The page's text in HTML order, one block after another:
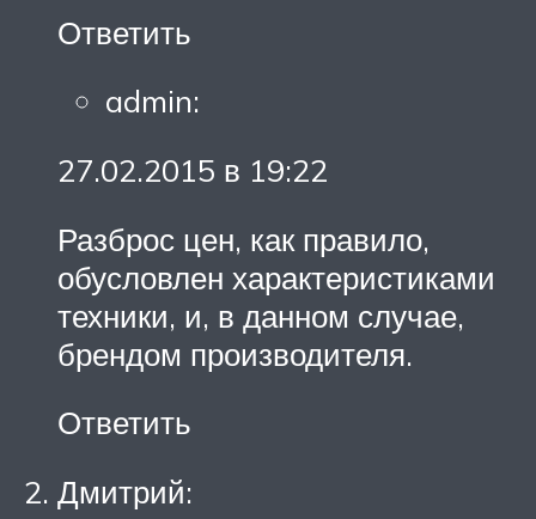
Ответить
admin:
27.02.2015 в 19:22
Разброс цен, как правило,
обусловлен характеристиками
техники, и, в данном случае,
брендом производителя.
Ответить
Дмитрий: